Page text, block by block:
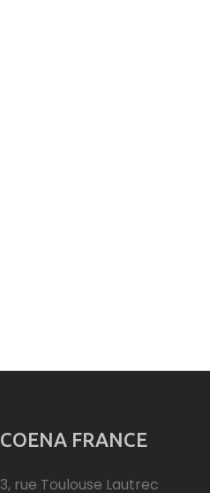
COENA FRANCE
3, rue Toulouse Lautrec